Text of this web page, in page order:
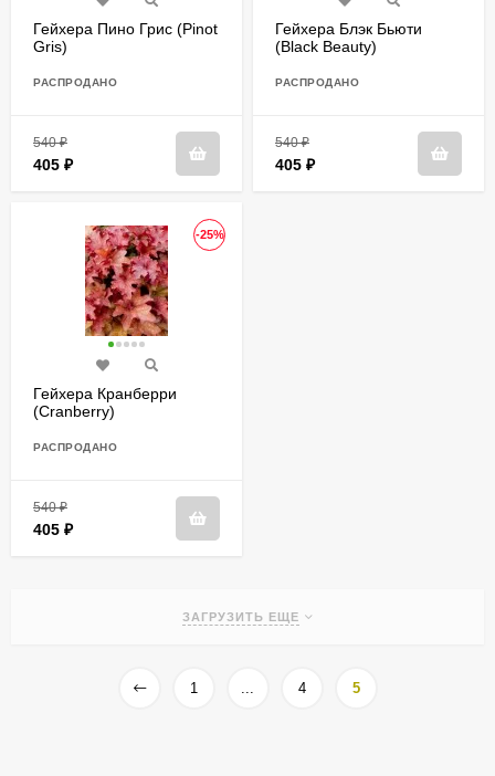
Гейхера Пино Грис (Pinot
Gris)
РАСПРОДАНО
540₽
405 ₽
Гейхера Блэк Бьюти
(Black Beauty)
РАСПРОДАНО
540₽
405 ₽
-25%
Гейхера Кранберри
(Cranberry)
РАСПРОДАНО
540₽
405 ₽
ЗАГРУЗИТЬ ЕЩЕ
1 4 5